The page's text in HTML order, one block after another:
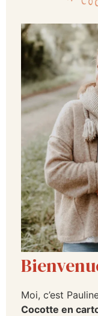
Moi, c’est
Cocotte en